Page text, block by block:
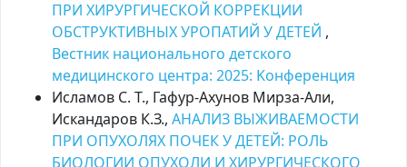
ПРИ ХИРУРГИЧЕСКОЙ КОРРЕКЦИИ
ОБСТРУКТИВНЫХ УРОПАТИЙ У ДЕТЕЙ ,
Вестник национального детского
медицинского центра: 2025: Kонференция
Исламов С. Т., Гафур-Ахунов Мирза-Али,
Искандаров К.З., АНАЛИЗ ВЫЖИВАЕМОСТИ
ПРИ ОПУХОЛЯХ ПОЧЕК У ДЕТЕЙ: РОЛЬ
БИОЛОГИИ ОПУХОЛИ И ХИРУРГИЧЕСКОГО